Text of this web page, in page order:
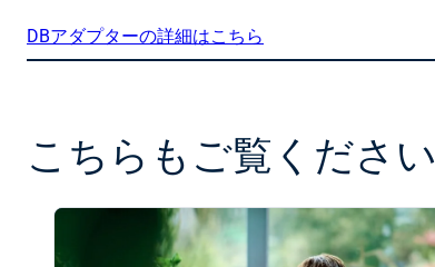
DBアダプターの詳細はこちら
こちらもご覧ください